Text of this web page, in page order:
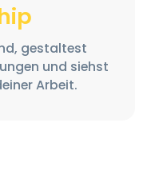
gestaltest
und siehst
Arbeit.